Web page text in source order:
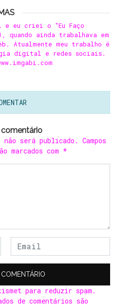
e eu criei o "Eu Faço
quando ainda trabalhava em
Atualmente meu trabalho é
digital e redes sociais.
comentário
não será publicado. Campos
marcados com *
para reduzir spam.
de comentários são